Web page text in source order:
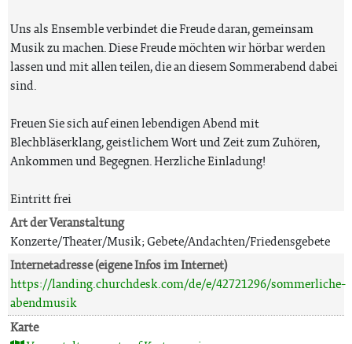
Uns als Ensemble verbindet die Freude daran, gemeinsam
Musik zu machen. Diese Freude möchten wir hörbar werden
lassen und mit allen teilen, die an diesem Sommerabend dabei
sind.
Freuen Sie sich auf einen lebendigen Abend mit
Blechbläserklang, geistlichem Wort und Zeit zum Zuhören,
Ankommen und Begegnen. Herzliche Einladung!
Eintritt frei
Art der Veranstaltung
Konzerte/Theater/Musik; Gebete/Andachten/Friedensgebete
Internetadresse (eigene Infos im Internet)
https://landing.churchdesk.com/de/e/42721296/sommerliche-
abendmusik
Karte